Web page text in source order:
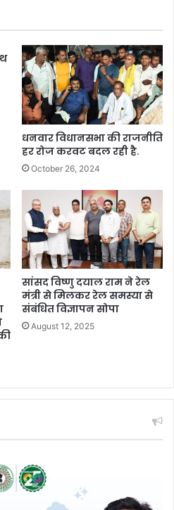
धनवार विधानसभा की राजनीति
हर रोज करवट बदल रही है.
October 26, 2024
सांसद विष्णु दयाल राम ने रेल
मंत्री से मिलकर रेल समस्या से
संबंधित विज्ञापन सोपा
August 12, 2025